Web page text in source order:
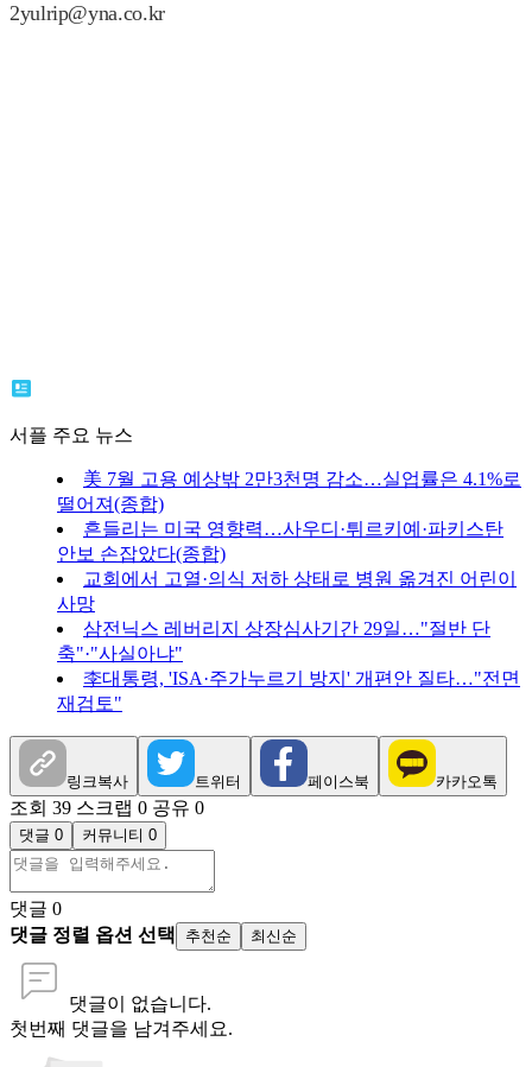
2yulrip@yna.co.kr
서플 주요 뉴스
美 7월 고용 예상밖 2만3천명 감소…실업률은 4.1%로
떨어져(종합)
흔들리는 미국 영향력…사우디·튀르키예·파키스탄
안보 손잡았다(종합)
교회에서 고열·의식 저하 상태로 병원 옮겨진 어린이
사망
삼전닉스 레버리지 상장심사기간 29일…"절반 단
축"·"사실아냐"
李대통령, 'ISA·주가누르기 방지' 개편안 질타…"전면
재검토"
링크복사 트위터 페이스북 카카오톡
조회 39 스크랩 0 공유 0
댓글 0 커뮤니티 0
댓글 0
댓글 정렬 옵션 선택
추천순 최신순
댓글이 없습니다.
첫번째 댓글을 남겨주세요.